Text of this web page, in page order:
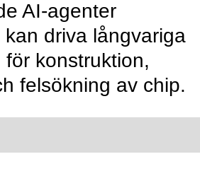
AI-agenter
driva långvariga
konstruktion,
felsökning av chip.